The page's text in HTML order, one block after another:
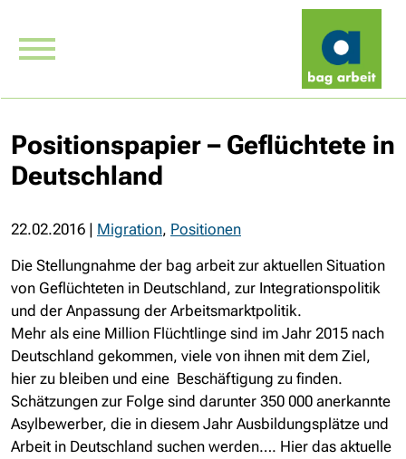
Positionspapier – Geflüchtete in
Deutschland
22.02.2016 | Migration, Positionen
Die Stellungnahme der bag arbeit zur aktuellen Situation
von Geflüchteten in Deutschland, zur Integrationspolitik
und der Anpassung der Arbeitsmarktpolitik.
Mehr als eine Million Flüchtlinge sind im Jahr 2015 nach
Deutschland gekommen, viele von ihnen mit dem Ziel,
hier zu bleiben und eine Beschäftigung zu finden.
Schätzungen zur Folge sind darunter 350 000 anerkannte
Asylbewerber, die in diesem Jahr Ausbildungsplätze und
Arbeit in Deutschland suchen werden…. Hier das aktuelle